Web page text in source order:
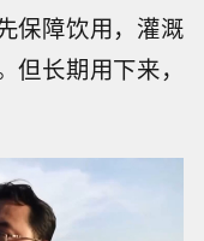
保障饮用，灌溉
长期用下来，